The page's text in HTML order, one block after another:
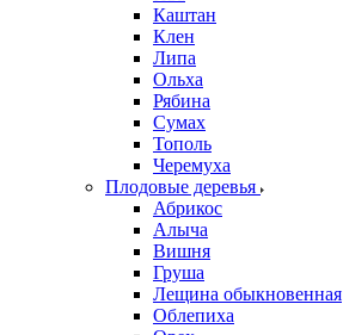
Каштан
Клен
Липа
Ольха
Рябина
Сумах
Тополь
Черемуха
Плодовые деревья
Абрикос
Алыча
Вишня
Груша
Лещина обыкновенная
Облепиха